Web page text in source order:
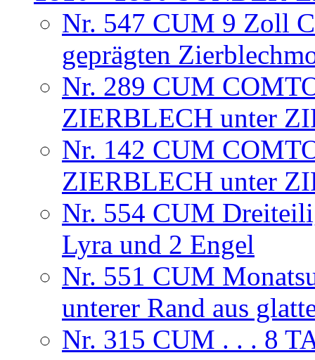
Nr. 547 CUM 9 Zoll
geprägten
Nr. 289 CUM
ZIERBLECH unter
Nr. 142 CUM
ZIERBLECH unter
Nr. 554 CUM
Lyra und 2 Engel
Nr. 551 CUM
unterer Rand aus
Nr. 315 CUM . . . 8